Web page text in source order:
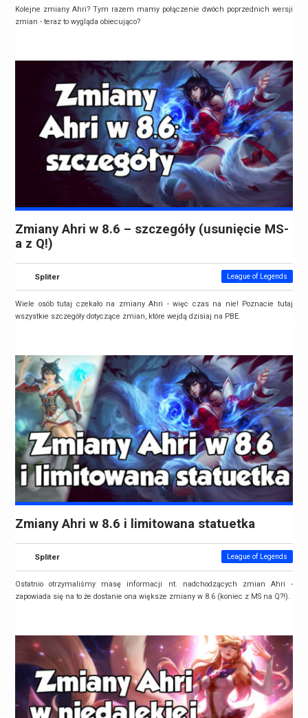
Kolejne zmiany Ahri? Tym razem mamy połączenie dwóch poprzednich wersji
zmian - teraz to wygląda obiecująco?
Zmiany Ahri w 8.6 – szczegóły (usunięcie MS-
a z Q!)
Spliter League of Legends
Wiele osób tutaj czekało na zmiany Ahri - więc czas na nie! Poznacie tutaj
wszystkie szczegóły dotyczące zmian, które wejdą dzisiaj na PBE.
Zmiany Ahri w 8.6 i limitowana statuetka
Spliter League of Legends
Ostatnio otrzymaliśmy masę informacji nt. nadchodzących zmian Ahri -
zapowiada się na to że dostanie ona większe zmiany w 8.6 (koniec z MS na Q?!).